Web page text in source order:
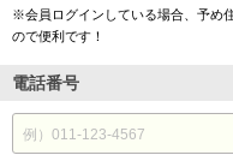
※会員ログインしている場合、予め
ので便利です！
電話番号